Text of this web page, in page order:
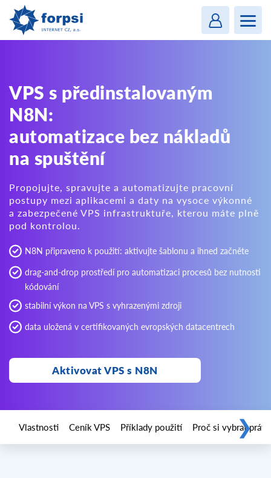
VPS s předinstalovaným
N8N:
automatizace bez nákladů
na spuštění
Propojujte, spravujte a automatizujte pracovní
postupy mezi aplikacemi a daty na vysoce výkonné
a zabezpečené VPS infrastruktuře, kterou máte plně
pod kontrolou.
N8N připraveno k použití: aktivujte šablonu a ihned začněte
drag-and-drop prostředí pro automatizaci procesů bez nutnosti
kódování
stabilní výkon na VPS s vyhrazenými zdroji
data uložená v certifikovaných evropských datacentrech
Aktivovat VPS s N8N
Vlastnosti Ceník VPS Příklady použití Proč si vybrat❯
MENU
Login